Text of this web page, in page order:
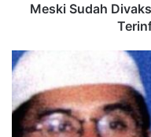
Meski Sudah